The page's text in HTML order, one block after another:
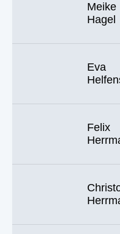
Meike
Hagel
Eva
Felix